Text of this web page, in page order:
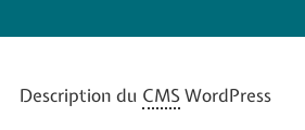
Description du CMSWordPress